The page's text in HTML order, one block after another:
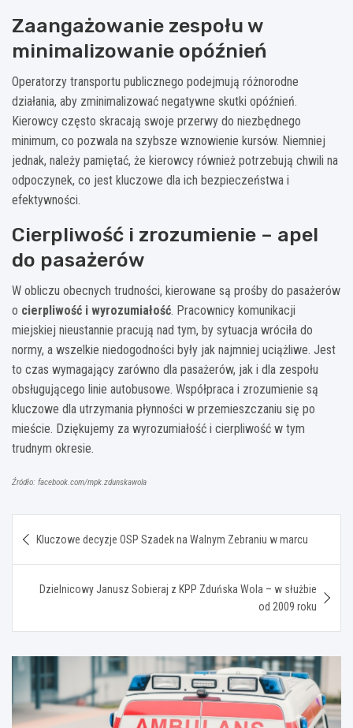
Zaangażowanie zespołu w
minimalizowanie opóźnień
Operatorzy transportu publicznego podejmują różnorodne
działania, aby zminimalizować negatywne skutki opóźnień.
Kierowcy często skracają swoje przerwy do niezbędnego
minimum, co pozwala na szybsze wznowienie kursów. Niemniej
jednak, należy pamiętać, że kierowcy również potrzebują chwili na
odpoczynek, co jest kluczowe dla ich bezpieczeństwa i
efektywności.
Cierpliwość i zrozumienie – apel
do pasażerów
W obliczu obecnych trudności, kierowane są prośby do pasażerów
o cierpliwość i wyrozumiałość. Pracownicy komunikacji
miejskiej nieustannie pracują nad tym, by sytuacja wróciła do
normy, a wszelkie niedogodności były jak najmniej uciążliwe. Jest
to czas wymagający zarówno dla pasażerów, jak i dla zespołu
obsługującego linie autobusowe. Współpraca i zrozumienie są
kluczowe dla utrzymania płynności w przemieszczaniu się po
mieście. Dziękujemy za wyrozumiałość i cierpliwość w tym
trudnym okresie.
Źródło: facebook.com/mpk.zdunskawola
wpisu
Kluczowe decyzje OSP Szadek na Walnym Zebraniu w marcu
Dzielnicowy Janusz Sobieraj z KPP Zduńska Wola – w służbie
od 2009 roku